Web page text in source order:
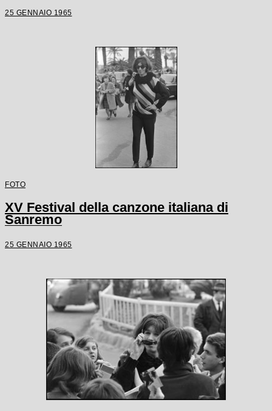
25 GENNAIO 1965
FOTO
XV Festival della canzone italiana di
Sanremo
25 GENNAIO 1965